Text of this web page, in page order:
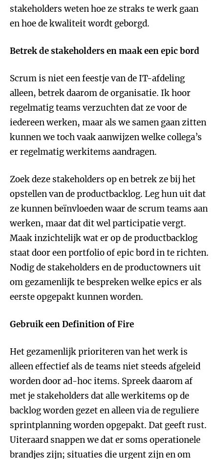
stakeholders weten hoe ze straks te werk gaan
en hoe de kwaliteit wordt geborgd.
Betrek de stakeholders en maak een epic bord
Scrum is niet een feestje van de IT-afdeling
alleen, betrek daarom de organisatie. Ik hoor
regelmatig teams verzuchten dat ze voor de
iedereen werken, maar als we samen gaan zitten
kunnen we toch vaak aanwijzen welke collega’s
er regelmatig werkitems aandragen.
Zoek deze stakeholders op en betrek ze bij het
opstellen van de productbacklog. Leg hun uit dat
ze kunnen beïnvloeden waar de scrum teams aan
werken, maar dat dit wel participatie vergt.
Maak inzichtelijk wat er op de productbacklog
staat door een portfolio of epic bord in te richten.
Nodig de stakeholders en de productowners uit
om gezamenlijk te bespreken welke epics er als
eerste opgepakt kunnen worden.
Gebruik een Definition of Fire
Het gezamenlijk prioriteren van het werk is
alleen effectief als de teams niet steeds afgeleid
worden door ad-hoc items. Spreek daarom af
met je stakeholders dat alle werkitems op de
backlog worden gezet en alleen via de reguliere
sprintplanning worden opgepakt. Dat geeft rust.
Uiteraard snappen we dat er soms operationele
brandjes zijn; situaties die urgent zijn en om